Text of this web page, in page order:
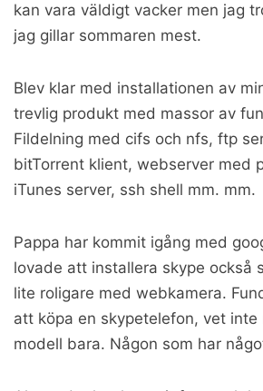
kan vara väldigt vacker men jag
jag gillar sommaren mest.
Blev klar med installationen av
trevlig produkt med massor av
Fildelning med cifs och nfs, ftp
bitTorrent klient, webserver med
iTunes server, ssh shell mm. mm.
Pappa har kommit igång med
lovade att installera skype också
lite roligare med webkamera.
att köpa en skypetelefon, vet inte
modell bara. Någon som har